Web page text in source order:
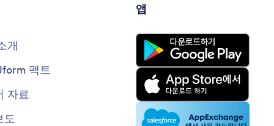
개
팩트
자료
도
앱